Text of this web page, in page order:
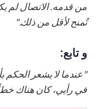
من قدمه. الاتصال لم
تُمنح لأقل من ذلك."
و تابع:
في رأيي، كان هناك